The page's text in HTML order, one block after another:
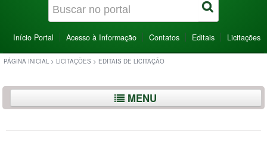
Início Portal Acesso à Informação Contatos Editais Licitações
PÁGINA INICIAL > LICITAÇÕES > EDITAIS DE LICITAÇÃO
MENU